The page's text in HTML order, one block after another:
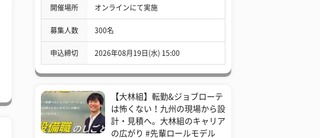
開催場所 オンラインにて実施
募集人数 300名
申込締切 2026年08月19日(水) 15:00
【大林組】転勤&ジョブローテ
は怖くない！九州の現場から設
計・見積へ。大林組のキャリア
の広がり #先輩ロールモデル